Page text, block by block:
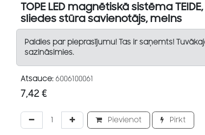
TOPE LED magnētiskā sistēma
sliedes stūra savienotājs, melns
Paldies par pieprasījumu! Tas ir saņemts!
sazināsimies.
Atsauce: 6006100061
7,42 €
Pievienot Pirkt